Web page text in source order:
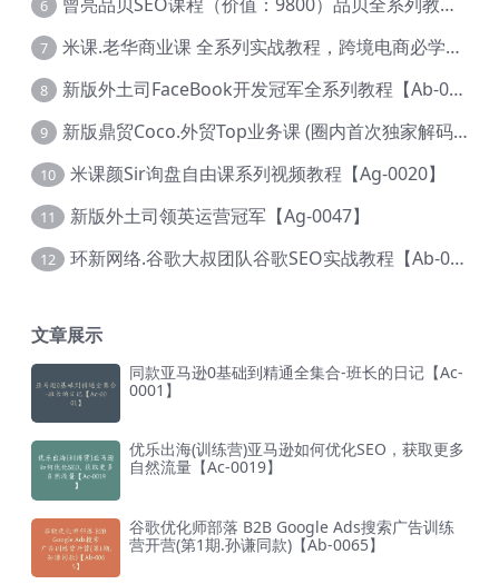
6
7 米课.老华商业课 全系列实战教程，跨境电商必学，价值16900元【Ag-0053】
8 新版外土司FaceBook开发冠军全系列教程【Ab-0021】
9 新版鼎贸Coco.外贸Top业务课 (圈内首次独家解码|460节课)【Ag-0091】
10 米课颜Sir询盘自由课系列视频教程【Ag-0020】
11 新版外土司领英运营冠军【Ag-0047】
12 环新网络.谷歌大叔团队谷歌SEO实战教程【Ab-0024】
文章展示
同款亚马逊0基础到精通全集合-班长的日记【Ac-
0001】
优乐出海(训练营)亚马逊如何优化SEO，获取更多
自然流量【Ac-0019】
谷歌优化师部落 B2B Google Ads搜索广告训练
营开营(第1期.孙谦同款)【Ab-0065】